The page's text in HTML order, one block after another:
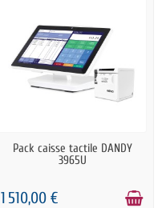
PRÉCOMMANDE
Pack caisse tactile DANDY
3965U
1 510,00 €